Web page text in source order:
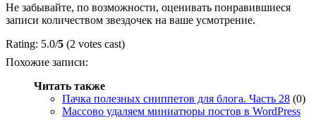
Не забывайте, по возможности, оценивать понравившиеся
записи количеством звездочек на ваше усмотрение.
Rating: 5.0/5 (2 votes cast)
Похожие записи:
Читать также
Пачка полезных сниппетов для блога. Часть 28 (0)
Массово удаляем миниатюры постов в WordPress